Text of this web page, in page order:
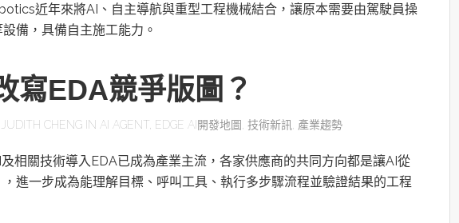
近年來將AI、自主導航與重型工程機械結合，讓原本需要由駕駛員操
備，具備自主施工能力。
寫EDA競爭版圖？
JUDITH CHENG IN AI AGENT EDGE AI開發地圖 技術新訊 產業趨勢
相關技術導入EDA已成為產業主流，各家供應商的共同方向都是讓AI從
進一步成為能理解目標、呼叫工具、執行多步驟流程並驗證結果的工程